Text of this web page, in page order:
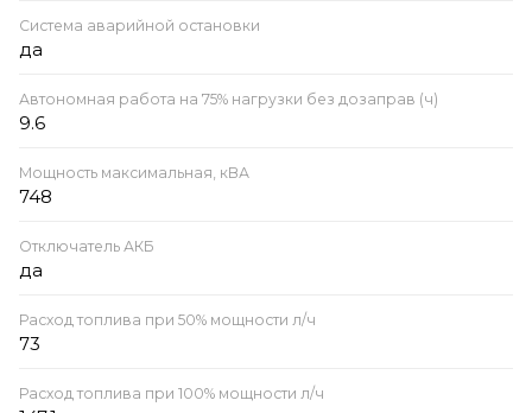
Система аварийной остановки
да
Автономная работа на 75% нагрузки без дозаправ (ч)
9.6
Мощность максимальная, кВА
748
Отключатель АКБ
да
Расход топлива при 50% мощности л/ч
73
Расход топлива при 100% мощности л/ч